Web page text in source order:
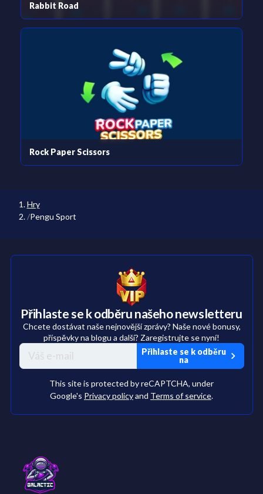
Rabbit Road
Rock Paper Scissors
Hry
Pengu Sport
Přihlaste se k odběru našeho newsletteru
Chcete dostávat naše nejnovější zprávy? Naše nové bonusy,
příspěvky na blogu a další? Zaregistrujte se nyní!
Přihlaste se k odběru
na
This site is protected by reCAPTCHA, under
Google's Privacy policyand Terms of service.